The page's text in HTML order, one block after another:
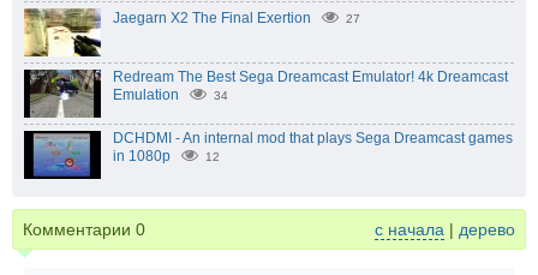
Jaegarn X2 The Final Exertion 27
Redream The Best Sega Dreamcast Emulator! 4k Dreamcast
Emulation
34
DCHDMI - An internal mod that plays Sega Dreamcast games
in 1080p
12
Комментарии 0 с начала | дерево